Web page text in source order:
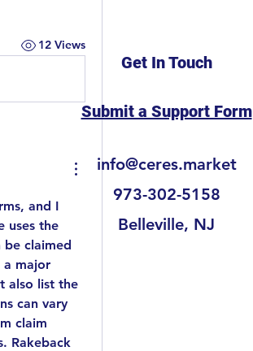
12 Views
and I
uses the
be claimed
a major
can vary
claim
Rakeback
Get In Touch
Submit a Support Form
info@ceres.market
973-302-5158
Belleville, NJ